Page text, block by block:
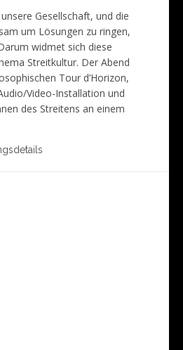
Gesellschaft, und die
um Lösungen zu ringen,
widmet sich diese
Streitkultur. Der Abend
Tour d’Horizon,
Video-Installation und
des Streitens an einem